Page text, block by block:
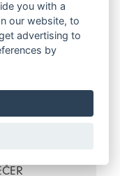
you with a
our website, to
advertising to
by